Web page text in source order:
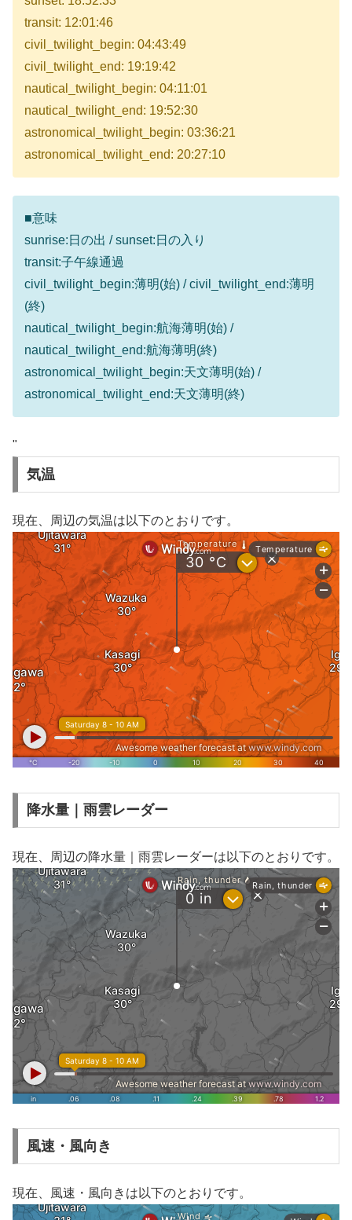
transit: 12:01:46
civil_twilight_begin: 04:43:49
civil_twilight_end: 19:19:42
nautical_twilight_begin: 04:11:01
nautical_twilight_end: 19:52:30
astronomical_twilight_begin: 03:36:21
astronomical_twilight_end: 20:27:10
■意味
sunrise:日の出 / sunset:日の入り
transit:子午線通過
civil_twilight_begin:薄明(始) / civil_twilight_end:薄明
(終)
nautical_twilight_begin:航海薄明(始) /
nautical_twilight_end:航海薄明(終)
astronomical_twilight_begin:天文薄明(始) /
astronomical_twilight_end:天文薄明(終)
"
気温
現在、周辺の気温は以下のとおりです。
降水量｜雨雲レーダー
現在、周辺の降水量｜雨雲レーダーは以下のとおりです。
風速・風向き
現在、風速・風向きは以下のとおりです。